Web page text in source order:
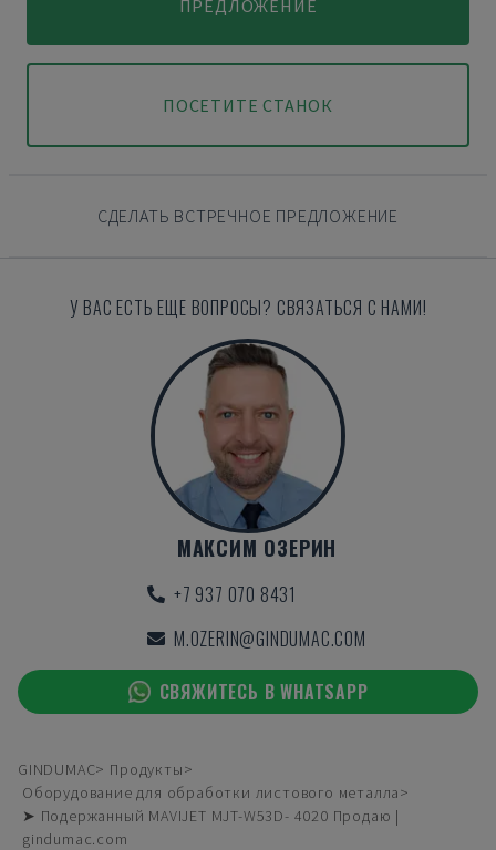
ПРЕДЛОЖЕНИЕ
ПОСЕТИТЕ СТАНОК
СДЕЛАТЬ ВСТРЕЧНОЕ ПРЕДЛОЖЕНИЕ
У ВАС ЕСТЬ ЕЩЕ ВОПРОСЫ? СВЯЗАТЬСЯ С НАМИ!
МАКСИМ ОЗЕРИН
+7 937 070 8431
M.OZERIN@GINDUMAC.COM
СВЯЖИТЕСЬ В WHATSAPP
GINDUMAC
Продукты
Оборудование для обработки листового металла
➤ Подержанный MAVIJET MJT-W53D- 4020 Продаю |
gindumac.com